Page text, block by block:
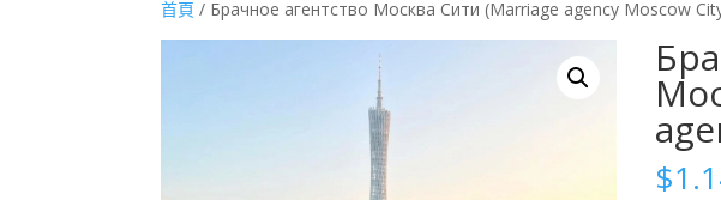
首頁 / Брачное агентство Москва Сити (Marriage agency Moscow
$